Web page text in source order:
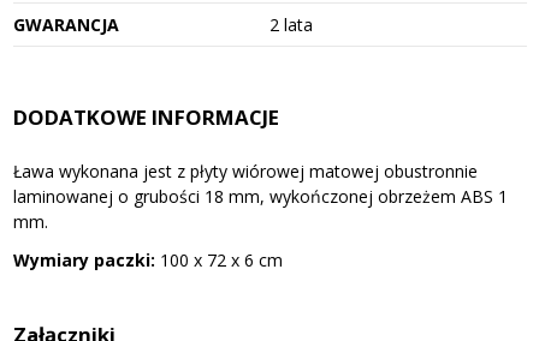
GWARANCJA
2 lata
DODATKOWE INFORMACJE
Ława wykonana jest z płyty wiórowej matowej obustronnie
laminowanej o grubości 18 mm, wykończonej obrzeżem ABS 1
mm.
Wymiary paczki: 100 x 72 x 6 cm
Załączniki